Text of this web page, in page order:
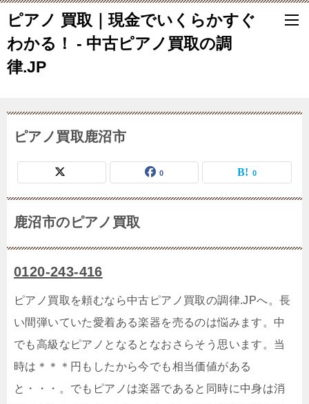
ピアノ 買取｜現金でいくらかすぐ
わかる！ - 中古ピアノ買取の調
律.JP
ピアノ買取鹿沼市
0 0
鹿沼市のピアノ買取
0120-243-416
ピアノ買取を頼むなら中古ピアノ買取の調律.JPへ。長
い間弾いていた愛着ある楽器を売るのは悩みます。中
でも高級なピアノとなるとなおさらそう思います。当
時は＊＊＊円もしたから今でも相当価値がある
と・・・。でもピアノは楽器であると同時に中身は消